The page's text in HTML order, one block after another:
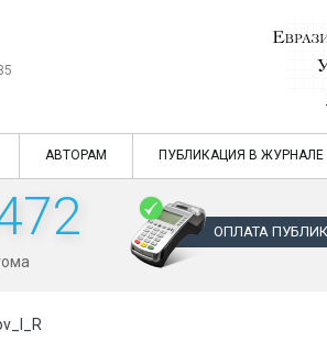
Евразийский
АВТОРАМ ПУБЛИКАЦИЯ В ЖУРНАЛЕ
ОПЛАТА